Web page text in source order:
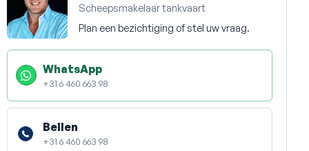
Scheepsmakelaar tankvaart
Plan een bezichtiging of stel uw vraag.
WhatsApp
+31 6 460 663 98
Bellen
+31 6 460 663 98